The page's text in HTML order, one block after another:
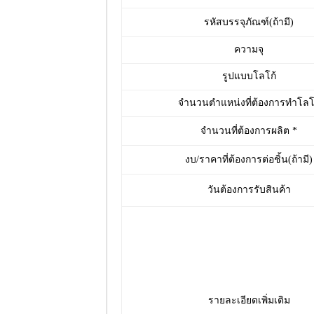
รหัสบรรจุภัณฑ์(ถ้ามี)
ความจุ
รูปแบบโลโก้
จำนวนตำแหน่งที่ต้องการทำโล
จำนวนที่ต้องการผลิต *
งบ/ราคาที่ต้องการต่อชิ้น(ถ้ามี)
วันต้องการรับสินค้า
รายละเอียดเพิ่มเติม